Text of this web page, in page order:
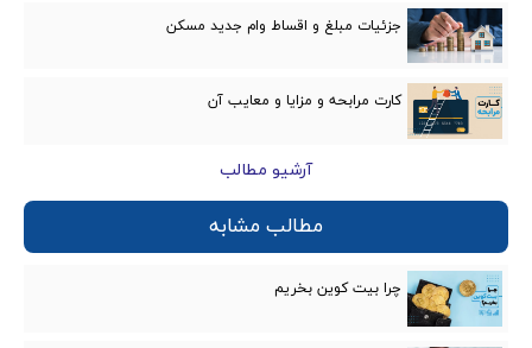
جزئیات مبلغ و اقساط وام جدید مسکن
کارت مرابحه و مزایا و معایب‌ آن
آرشیو مطالب
مطالب مشابه
چرا بیت کوین بخریم